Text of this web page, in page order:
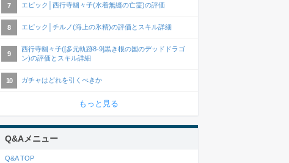
エピック│西行寺幽々子(水着無縫の亡霊)の評価
エピック│チルノ(海上の氷精)の評価とスキル詳細
西行寺幽々子([多元軌跡8-9]黒き根の国のデッドドラゴ
ン)の評価とスキル詳細
ガチャはどれを引くべきか
もっと見る
Q&Aメニュー
Q&A TOP